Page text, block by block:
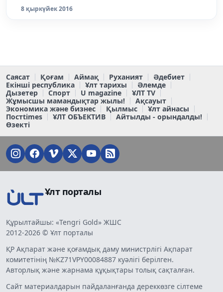
8 қыркүйек 2016
Саясат Қоғам Аймақ Руханият
Әдебиет
Екінші республика
Ұлт тарихы
Әлемде
Дызетер
Спорт U magazine
ҰЛТ TV
Жұмысшы мамандықтар жылы!
Ақсауыт
Экономика және бизнес
Қылмыс
Ұлт айнасы
Постtimes
ҰЛТ ОБЪЕКТИВ
Айтылды - орындалды!
Өзекті
Ұлт порталы
Құрылтайшы: «Tengri Gold» ЖШС
2012-2026 © Ұлт порталы
ҚР Ақпарат және қоғамдық даму министрлігі Ақпарат
комитетінің №KZ71VPY00084887 куәлігі берілген.
Авторлық және жарнама құқықтары толық сақталған.
Сайт материалдарын пайдаланғанда дереккөзге сілтеме